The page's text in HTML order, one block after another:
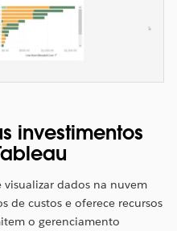
investimentos
dados na nuvem
de custos e oferece recursos
o gerenciamento